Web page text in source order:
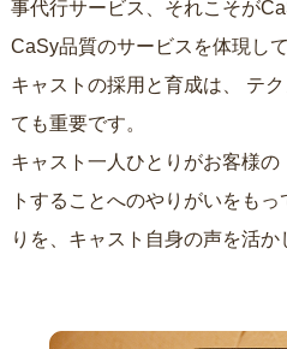
事代行サービス、それこそが
CaSy品質のサービスを体現し
キャストの採用と育成は、
ても重要です。
キャスト一人ひとりがお客様
トすることへのやりがいをもっ
りを、キャスト自身の声を活か